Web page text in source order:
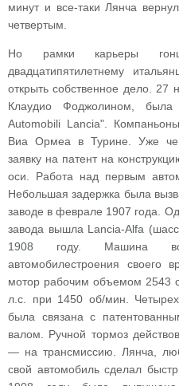
минут и все-таки Лянча
четвертым.
Но рамки карьеры
двадцатипятилетнему
открыть собственное дело. 27
Клаудио Фоджолином,
Automobili Lancia".
Виа Ормеа в Турине. Уже
заявку на патент на
оси. Работа над первым
Небольшая задержка была
заводе в феврале 1907 года.
завода вышла Lancia-Alfa
1908 году. Машина
автомобилестроения своего
мотор рабочим объемом 2543
л.с. при 1450 об/мин.
была связана с
валом. Ручной тормоз
— на трансмиссию. Лянча,
свой автомобиль сделал